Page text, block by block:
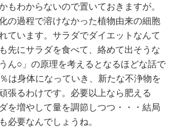
もわからないので置いておきますが。
の過程で溶けなかった植物由来の細胞
ています。サラダでダイエットなんて
先にサラダを食べて、絡めて出そうな
ん○」の原理を考えるとなるほどな話で
は身体になっていき、新たな不浄物を
張るわけです。必要以上なら肥える
を増やして量を調節しつつ・・・結局
必要なんでしょうね。